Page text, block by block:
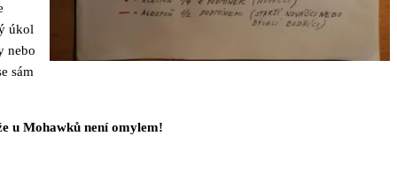
úkol
nebo
sám
u Mohawků není omylem!